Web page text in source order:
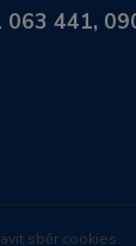
441,
sběr cookies.